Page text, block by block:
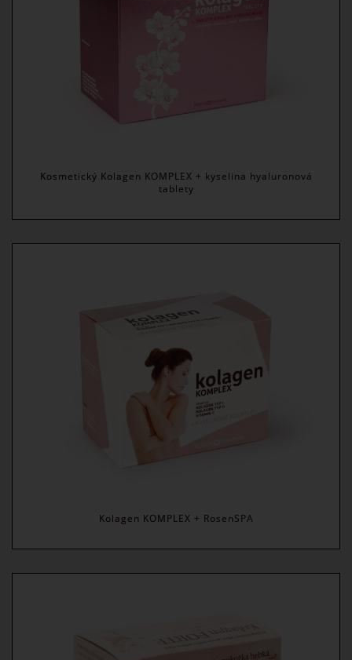
Kosmetický Kolagen KOMPLEX + kyselina hyaluronová
tablety
Kolagen KOMPLEX + RosenSPA